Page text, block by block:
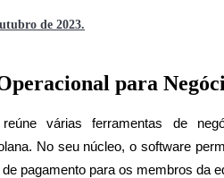
de 2023.
para
várias ferramentas de
No seu núcleo, o software
pagamento para os membros da